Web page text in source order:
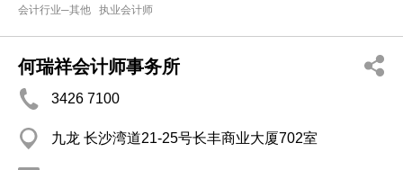
会计行业─其他 执业会计师
何瑞祥会计师事务所
3426 7100
九龙 长沙湾道21-25号长丰商业大厦702室